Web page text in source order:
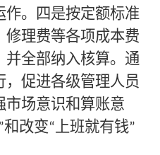
作。四是按定额标准
理费等各项成本费
并全部纳入核算。通
促进各级管理人员
市场意识和算账意
和改变“ 上班就有钱”